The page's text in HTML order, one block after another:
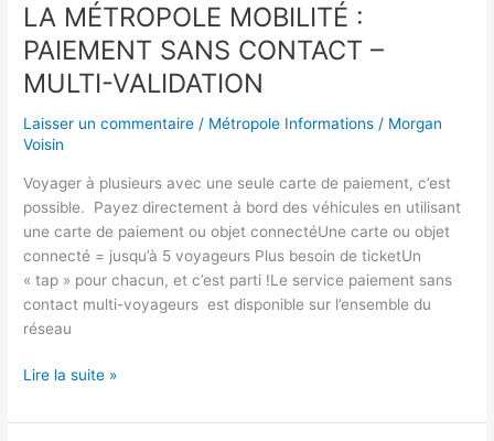
LA MÉTROPOLE MOBILITÉ :
PAIEMENT SANS CONTACT –
MULTI-VALIDATION
Laisser un commentaire / Métropole Informations / Morgan
Voisin
Voyager à plusieurs avec une seule carte de paiement, c’est
possible. ­ Payez directement à bord des véhicules en utilisant
une carte de paiement ou objet connectéUne carte ou objet
connecté = jusqu’à 5 voyageurs Plus besoin de ticketUn
« tap » pour chacun, et c’est parti !Le service paiement sans
contact multi-voyageurs est disponible sur l’ensemble du
réseau
Lire la suite »